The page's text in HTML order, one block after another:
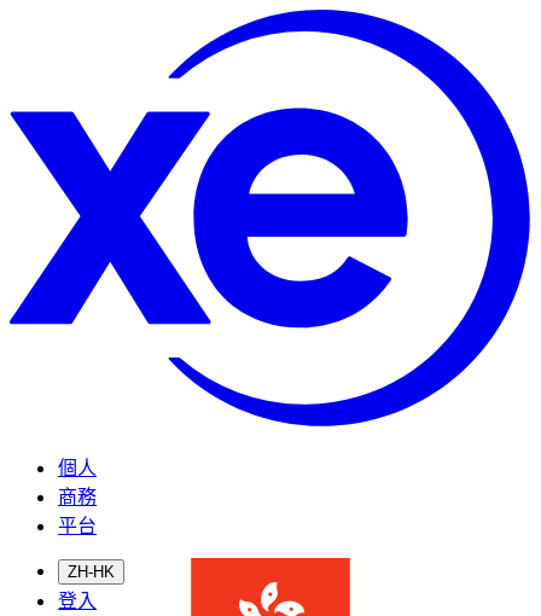
個人
商務
平台
ZH-HK
登入